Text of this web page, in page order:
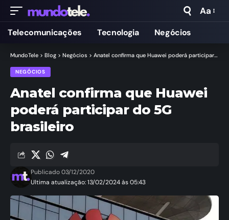
Aa
Telecomunicações Tecnologia Negócios
MundoTele > Blog > Negócios > Anatel confirma que Huawei poderá participar do 5G brasileiro
NEGÓCIOS
Anatel confirma que Huawei
poderá participar do 5G
brasileiro
Ultima atualização: 13/02/2024 às 05:43
Publicado 03/12/2020